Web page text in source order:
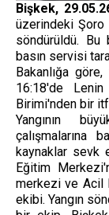
Bişkek,
üzerindeki Şoro
söndürüldü. Bu
basın servisi
Bakanlığa
16:18'de
Birimi'nden bir
Yangının
çalışmalarına
kaynaklar sevk
Eğitim
merkezi ve Acil
ekibi. Yangın